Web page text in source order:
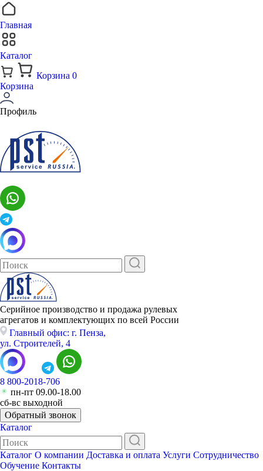
Главная
Каталог
Корзина 0
Корзина
Профиль
Серийное производство и продажа рулевых
агрегатов и комплектующих по всей России
Главный офис: г. Пенза,
ул. Строителей, 4
8 800-2018-706
пн-пт 09.00-18.00
сб-вс выходной
Обратный звонок
Каталог
Каталог О компании Доставка и оплата Услуги Сотрудничество
Обучение Контакты